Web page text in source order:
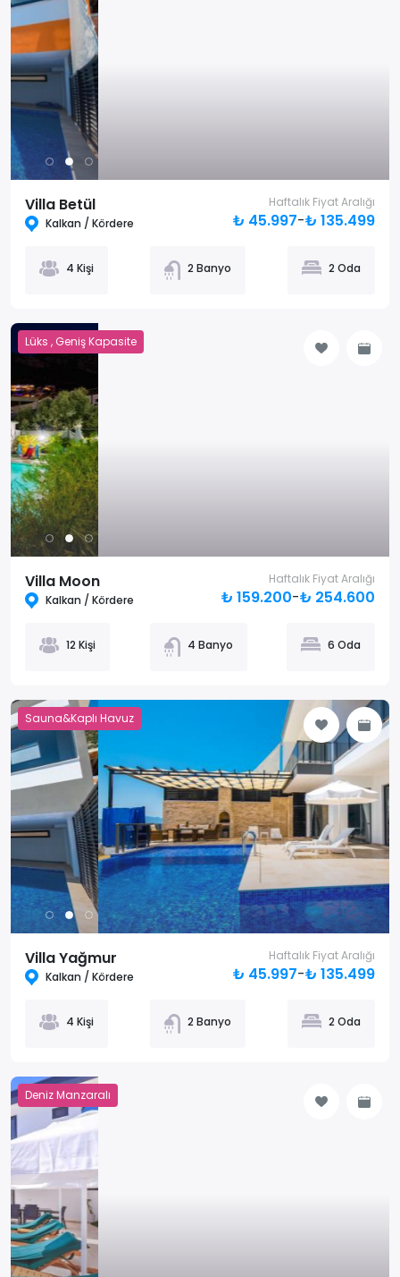
Villa Betül
Kalkan / Kördere
Haftalık Fiyat Aralığı
₺ 45.997-₺ 135.499
4 Kişi 2 Banyo 2 Oda
Lüks , Geniş Kapasite
Villa Moon
Kalkan / Kördere
Haftalık Fiyat Aralığı
₺ 159.200-₺ 254.600
12 Kişi 4 Banyo 6 Oda
Sauna&Kaplı Havuz
Villa Yağmur
Kalkan / Kördere
Haftalık Fiyat Aralığı
₺ 45.997-₺ 135.499
4 Kişi 2 Banyo 2 Oda
Deniz Manzaralı